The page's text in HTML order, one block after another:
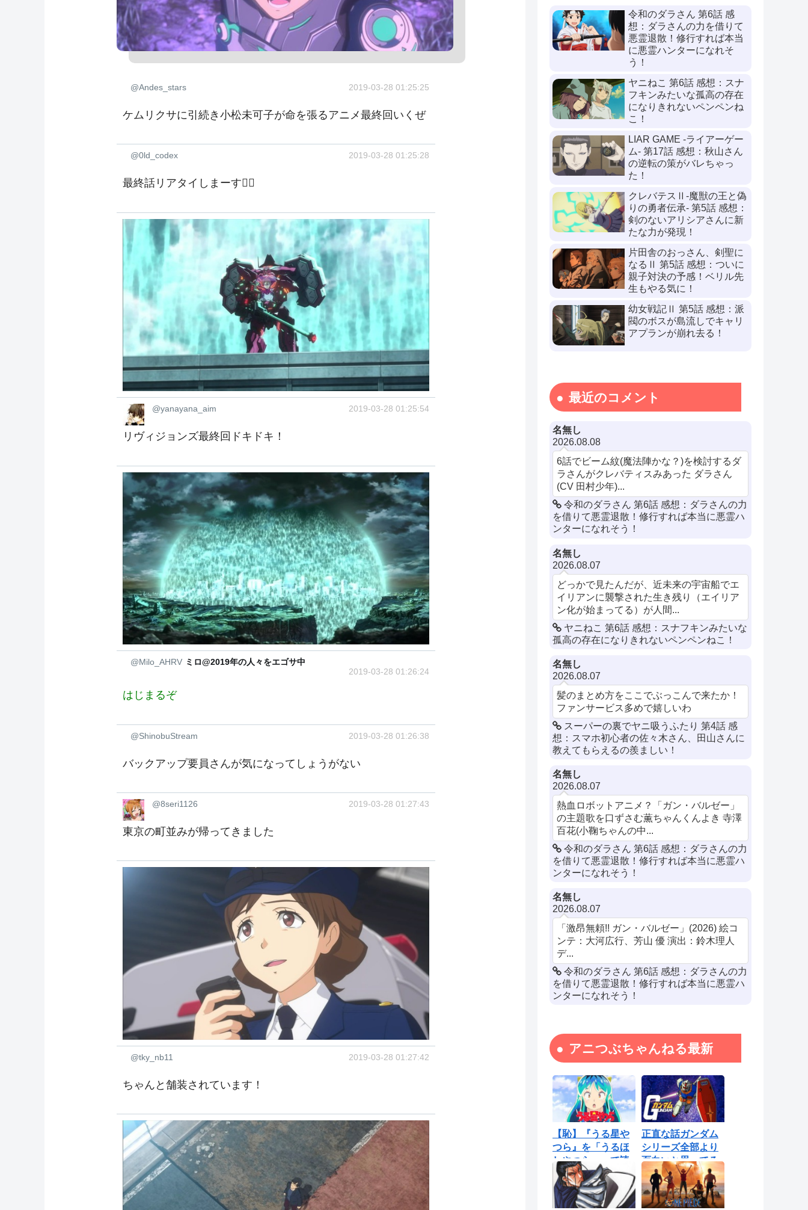
@Andes_stars 2019-03-28 01:25:25
ケムリクサに引続き小松未可子が命を張るアニメ最終回いくぜ
@0ld_codex 2019-03-28 01:25:28
最終話リアタイしまーす🙋‍♀️
@yanayana_aim 2019-03-28 01:25:54
リヴィジョンズ最終回ドキドキ！
@Milo_AHRV ミロ@2019年の人々をエゴサ中
2019-03-28 01:26:24
はじまるぞ
@ShinobuStream 2019-03-28 01:26:38
バックアップ要員さんが気になってしょうがない
@8seri1126 2019-03-28 01:27:43
東京の町並みが帰ってきました
@tky_nb11 2019-03-28 01:27:42
ちゃんと舗装されています！
令和のダラさん 第6話 感
想：ダラさんの力を借りて
悪霊退散！修行すれば本当
に悪霊ハンターになれそ
う！
ヤニねこ 第6話 感想：スナ
フキンみたいな孤高の存在
になりきれないペンペンね
こ！
LIAR GAME -ライアーゲー
ム- 第17話 感想：秋山さん
の逆転の策がバレちゃっ
た！
クレバテスⅡ-魔獣の王と偽
りの勇者伝承- 第5話 感想：
剣のないアリシアさんに新
たな力が発現！
片田舎のおっさん、剣聖に
なるⅡ 第5話 感想：ついに
親子対決の予感！ベリル先
生もやる気に！
幼女戦記Ⅱ 第5話 感想：派
閥のボスが島流しでキャリ
アプランが崩れ去る！
最近のコメント
名無し
2026.08.08
6話でビーム紋(魔法陣かな？)を検討するダ
ラさんがクレバティスみあった ダラさん
(CV 田村少年)...
令和のダラさん 第6話 感想：ダラさんの力
を借りて悪霊退散！修行すれば本当に悪霊ハ
ンターになれそう！
名無し
2026.08.07
どっかで見たんだが、近未来の宇宙船でエ
イリアンに襲撃された生き残り（エイリア
ン化が始まってる）が人間...
ヤニねこ 第6話 感想：スナフキンみたいな
孤高の存在になりきれないペンペンねこ！
名無し
2026.08.07
髪のまとめ方をここでぶっこんで来たか！
ファンサービス多めで嬉しいわ
スーパーの裏でヤニ吸うふたり 第4話 感
想：スマホ初心者の佐々木さん、田山さんに
教えてもらえるの羨ましい！
名無し
2026.08.07
熱血ロボットアニメ？「ガン・バルゼー」
の主題歌を口ずさむ薫ちゃんくんよき 寺澤
百花(小鞠ちゃんの中...
令和のダラさん 第6話 感想：ダラさんの力
を借りて悪霊退散！修行すれば本当に悪霊ハ
ンターになれそう！
名無し
2026.08.07
「激昂無頼!! ガン・バルゼー」(2026) 絵コ
ンテ：大河広行、芳山 優 演出：鈴木理人
デ...
令和のダラさん 第6話 感想：ダラさんの力
を借りて悪霊退散！修行すれば本当に悪霊ハ
ンターになれそう！
アニつぶちゃんねる最新
【恥】『うる星や
つら』を「うるほ
しやつら」って読
んでたわ…勘...
正直な話ガンダム
シリーズ全部より
面白いと思ってる
ロボットアニ...